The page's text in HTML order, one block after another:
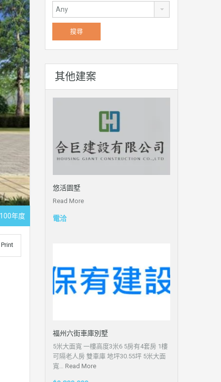
年度
Print
其他建案
悠活園墅
Read More
電洽
福州六街車庫別墅
5米大面寬 一樓高度3米6 5房有4套房 1樓
可隔老人房 雙車庫 地坪30.55坪 5米大面
寬… Read More